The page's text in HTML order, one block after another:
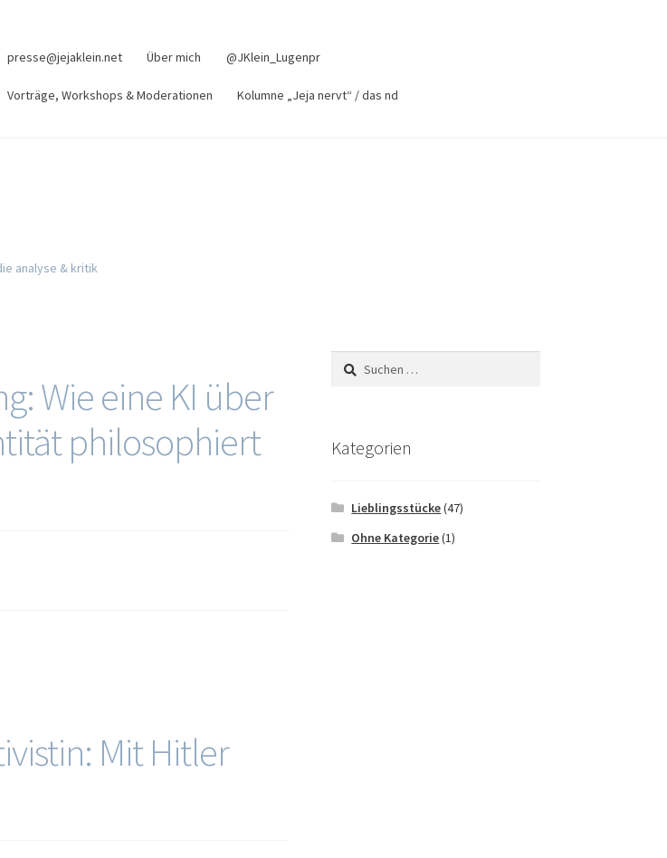
presse@jejaklein.net Über mich @JKlein_Lugenpr
Vorträge, Workshops & Moderationen Kolumne „Jeja nervt“ / das nd
analyse & kritik
Wie eine KI über
philosophiert
Mit Hitler
Suchen
nach:
Kategorien
Lieblingsstücke(47)
Ohne Kategorie(1)